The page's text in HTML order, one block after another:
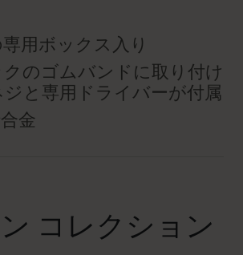
用ボックス入り
のゴムバンドに取り付け
と専用ドライバーが付属
金
コレクション